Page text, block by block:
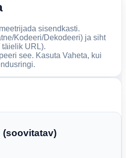
sisendkasti.
Kodeeri/Dekodeeri) ja siht
täielik URL).
see. Kasuta Vaheta, kui
(soovitatav)